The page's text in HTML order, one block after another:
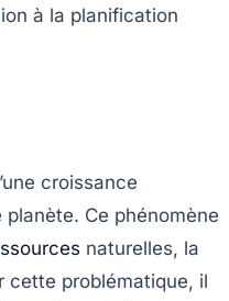
à la planification
croissance
planète. Ce phénomène
naturelles, la
cette problématique, il